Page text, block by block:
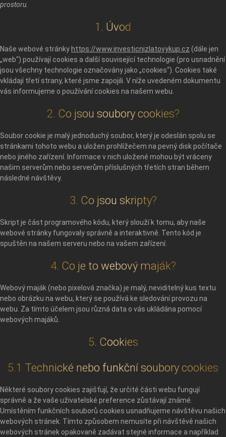
prostoru.
1. Úvod
Naše webové stránky https://www.investicnizlatovykup.cz (dále jen
„web“) používají cookies a další související technologie (pro usnadnění
jsou všechny technologie označovány jako „cookies“). Cookies také
vkládají třetí strany, které jsme zapojili. V níže uvedeném dokumentu
vás informujeme o používání cookies na našem webu.
2. Co jsou soubory cookies?
Soubor cookie je malý jednoduchý soubor, který je odeslán spolu se
stránkami tohoto webu a uložen prohlížečem na pevný disk počítače
nebo jiného zařízení. Informace v nich uložené mohou být vráceny
našim serverům nebo serverům příslušných třetích stran během
následné návštěvy.
3. Co jsou skripty?
Skript je část programového kódu, který slouží k tomu, aby naše
webové stránky fungovaly správně a interaktivně. Tento kód je
spuštěn na našem serveru nebo na vašem zařízení.
4. Co je to webový maják?
Webový maják (nebo pixelová značka) je malý, neviditelný kus textu
nebo obrázku na webu, který se používá ke sledování provozu na
webu. Za tímto účelem jsou různá data o vás ukládána pomocí
webových majáků.
5. Cookies
5.1 Technické nebo funkční soubory cookies
Některé soubory cookies zajišťují, že určité části webu fungují
správně a že vaše uživatelské preference zůstávají známé.
Umístěním funkčních souborů cookies usnadňujeme návštěvu našich
webových stránek. Tímto způsobem nemusíte při návštěvě našich
webových stránek opakovaně zadávat stejné informace a například